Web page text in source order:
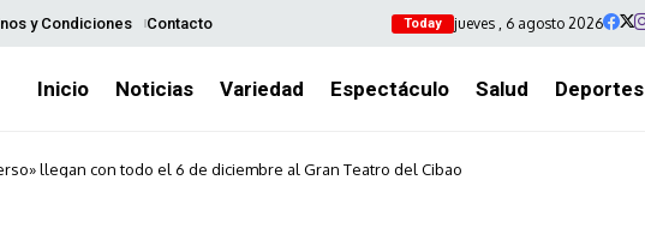
y Condiciones Contacto Today jueves , 6 agosto 2026
Inicio Noticias Variedad Espectáculo Salud Deportes
llegan con todo el 6 de diciembre al Gran Teatro del Cibao